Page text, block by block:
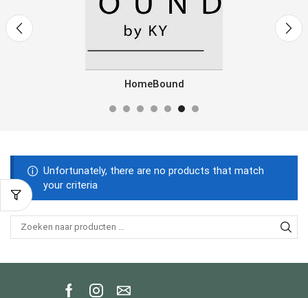
HomeBound
Unfortunately, there are no products that match
your criteria